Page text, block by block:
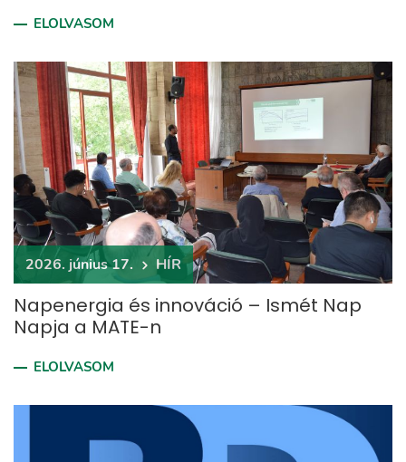
ELOLVASOM
2026. június 17. HÍR
Napenergia és innováció – Ismét Nap
Napja a MATE-n
ELOLVASOM